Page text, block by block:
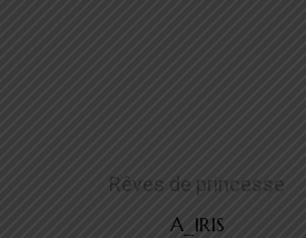
Rêves de princesse
A_IRIS